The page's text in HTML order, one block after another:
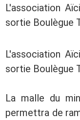
L'association
sortie Boulègue
L'association
sortie Boulègue
La malle du
permettra de